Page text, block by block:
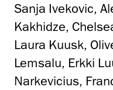
Sanja Ivekovic,
Kakhidze,
Laura Kuusk,
Lemsalu, Erkki
Narkevicius,